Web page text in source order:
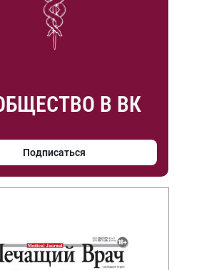
В ВК
Подписаться